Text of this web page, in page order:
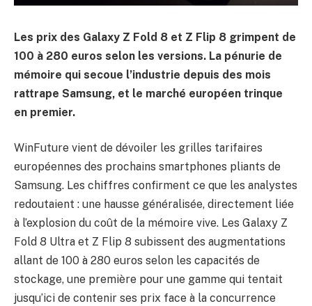
Les prix des Galaxy Z Fold 8 et Z Flip 8 grimpent de
100 à 280 euros selon les versions. La pénurie de
mémoire qui secoue l’industrie depuis des mois
rattrape Samsung, et le marché européen trinque
en premier.
WinFuture vient de dévoiler les grilles tarifaires
européennes des prochains smartphones pliants de
Samsung. Les chiffres confirment ce que les analystes
redoutaient : une hausse généralisée, directement liée
à l’explosion du coût de la mémoire vive. Les Galaxy Z
Fold 8 Ultra et Z Flip 8 subissent des augmentations
allant de 100 à 280 euros selon les capacités de
stockage, une première pour une gamme qui tentait
jusqu’ici de contenir ses prix face à la concurrence